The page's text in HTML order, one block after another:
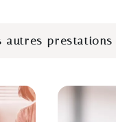
autres prestations